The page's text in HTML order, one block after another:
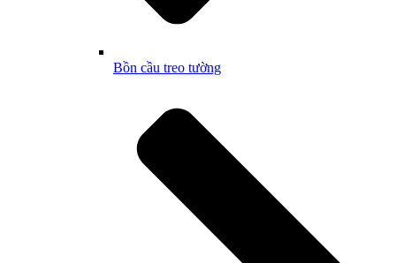
Bồn cầu treo tường